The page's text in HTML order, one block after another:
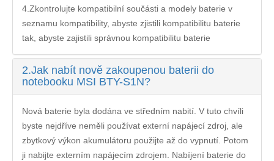
4.Zkontrolujte kompatibilní součásti a modely baterie v
seznamu kompatibility, abyste zjistili kompatibilitu baterie
tak, abyste zajistili správnou kompatibilitu baterie
2.Jak nabít nově zakoupenou baterii do
notebooku MSI BTY-S1N?
Nová baterie byla dodána ve středním nabití. V tuto chvíli
byste nejdříve neměli používat externí napájecí zdroj, ale
zbytkový výkon akumulátoru použijte až do vypnutí. Potom
ji nabijte externím napájecím zdrojem. Nabíjení baterie do